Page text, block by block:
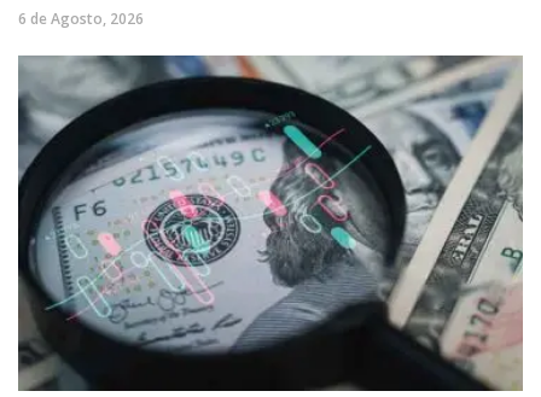
6 de Agosto, 2026